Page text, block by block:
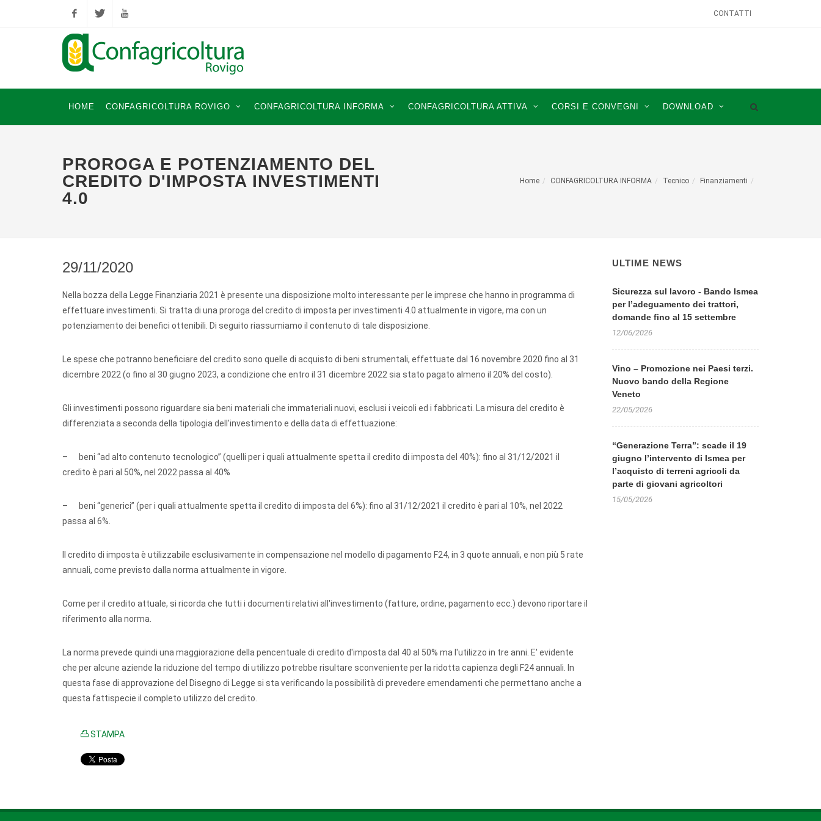
FacebookTwitter YouTube
CONTATTI
HOME CONFAGRICOLTURA ROVIGO CONFAGRICOLTURA INFORMA CONFAGRICOLTURA ATTIVA CORSI E CONVEGNI DOWNLOAD
PROROGA E POTENZIAMENTO DEL
CREDITO D'IMPOSTA INVESTIMENTI
4.0
Home CONFAGRICOLTURA INFORMA Tecnico Finanziamenti
29/11/2020
Nella bozza della Legge Finanziaria 2021 è presente una disposizione molto interessante per le imprese che hanno in programma di
effettuare investimenti. Si tratta di una proroga del credito di imposta per investimenti 4.0 attualmente in vigore, ma con un
potenziamento dei benefici ottenibili. Di seguito riassumiamo il contenuto di tale disposizione.
Le spese che potranno beneficiare del credito sono quelle di acquisto di beni strumentali, effettuate dal 16 novembre 2020 fino al 31
dicembre 2022 (o fino al 30 giugno 2023, a condizione che entro il 31 dicembre 2022 sia stato pagato almeno il 20% del costo).
Gli investimenti possono riguardare sia beni materiali che immateriali nuovi, esclusi i veicoli ed i fabbricati. La misura del credito è
differenziata a seconda della tipologia dell'investimento e della data di effettuazione:
– beni “ad alto contenuto tecnologico” (quelli per i quali attualmente spetta il credito di imposta del 40%): fino al 31/12/2021 il
credito è pari al 50%, nel 2022 passa al 40%
– beni “generici” (per i quali attualmente spetta il credito di imposta del 6%): fino al 31/12/2021 il credito è pari al 10%, nel 2022
passa al 6%.
Il credito di imposta è utilizzabile esclusivamente in compensazione nel modello di pagamento F24, in 3 quote annuali, e non più 5 rate
annuali, come previsto dalla norma attualmente in vigore.
Come per il credito attuale, si ricorda che tutti i documenti relativi all'investimento (fatture, ordine, pagamento ecc.) devono riportare il
riferimento alla norma.
La norma prevede quindi una maggiorazione della pencentuale di credito d'imposta dal 40 al 50% ma l'utilizzo in tre anni. E' evidente
che per alcune aziende la riduzione del tempo di utilizzo potrebbe risultare sconveniente per la ridotta capienza degli F24 annuali. In
questa fase di approvazione del Disegno di Legge si sta verificando la possibilità di prevedere emendamenti che permettano anche a
questa fattispecie il completo utilizzo del credito.
STAMPA
ULTIME NEWS
Sicurezza sul lavoro - Bando Ismea
per l’adeguamento dei trattori,
domande fino al 15 settembre
12/06/2026
Vino – Promozione nei Paesi terzi.
Nuovo bando della Regione
Veneto
22/05/2026
“Generazione Terra”: scade il 19
giugno l’intervento di Ismea per
l’acquisto di terreni agricoli da
parte di giovani agricoltori
15/05/2026